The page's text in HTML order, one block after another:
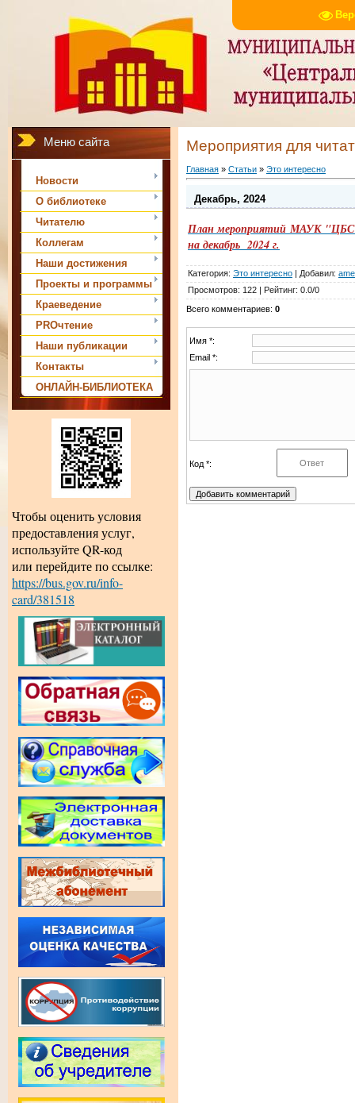
Меню сайта
Новости
О библиотеке
Читателю
Коллегам
Наши достижения
Проекты и программы
Краеведение
PROчтение
Наши публикации
Контакты
ОНЛАЙН-БИБЛИОТЕКА
Чтобы оценить условия
предоставления услуг,
используйте QR-код
или перейдите по ссылке:
https://bus.gov.ru/info-
card/381518
Мероприятия для
Главная » Статьи » Это интересно
Декабрь, 2024
План мероприятий МАУК "ЦБС
на декабрь 2024 г.
Категория: Это интересно | Добавил:
Просмотров: 122 | Рейтинг: 0.0/0
Всего комментариев: 0
Имя *:
Email *:
Код *: